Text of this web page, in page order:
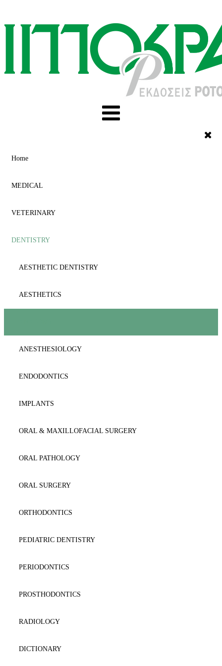
Home
MEDICAL
ACUPUNCTURE
AESTHETIC
ANAESTΗESIOLOGY
ANATOMY
BIOLOGY-GENETICS
BIOPATHOLOGY
CARDIOLOGY
CYTOLOGY-HISTOLOGY
DERMATOLOGY
DICTIONARY
DIET-DIABETES
ENDOCRINOLOGY
FORENSICS-TOXIKOLOGY
GASTROENTEROLOGY-HEPATOLOGY
GENERAL MEDICINE
GYNAECOLOGY/OBSTETRICS
VETERINARY
ANATOMY
ANESTHESIOLOGY
CARDIOLOGY
DENTISTRY
DERMATOLOGY
DICTIONARY
EMERGENCY
ENDOCRINOLOGY
EQUINE
EXOTIC
IMAGING
INFECTIOUS DISEASES
INTERNAL MEDICINE
LABORATORY
LARGE ANIMAL
DENTISTRY
AESTHETIC DENTISTRY
AESTHETICS
ANESTHESIOLOGY
ENDODONTICS
IMPLANTS
ORAL & MAXILLOFACIAL SURGERY
ORAL PATHOLOGY
ORAL SURGERY
ORTHODONTICS
PEDIATRIC DENTISTRY
PERIODONTICS
PROSTHODONTICS
RADIOLOGY
DICTIONARY